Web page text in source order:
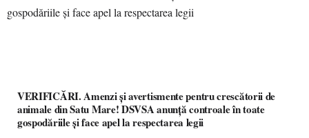
VERIFICĂRI. Amenzi și avertismente pentru crescătorii de
animale din Satu Mare! DSVSA anunță controale în toate
gospodăriile și face apel la respectarea legii